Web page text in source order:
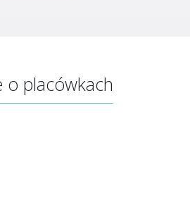
o placówkach